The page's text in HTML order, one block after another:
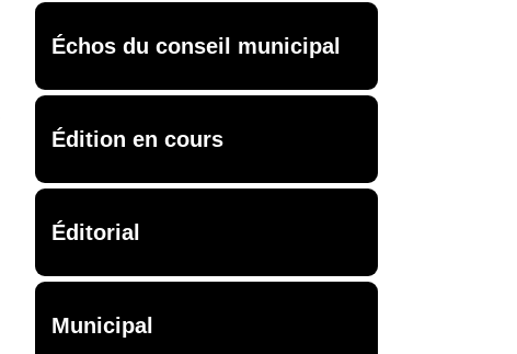
Échos du conseil municipal
Édition en cours
Éditorial
Municipal